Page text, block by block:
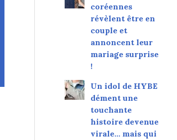
coréennes
révèlent être en
couple et
annoncent leur
mariage surprise
!
Un idol de HYBE
dément une
touchante
histoire devenue
virale... mais qui